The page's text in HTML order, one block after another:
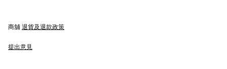
商舖 退貨及退款政策
提出意見